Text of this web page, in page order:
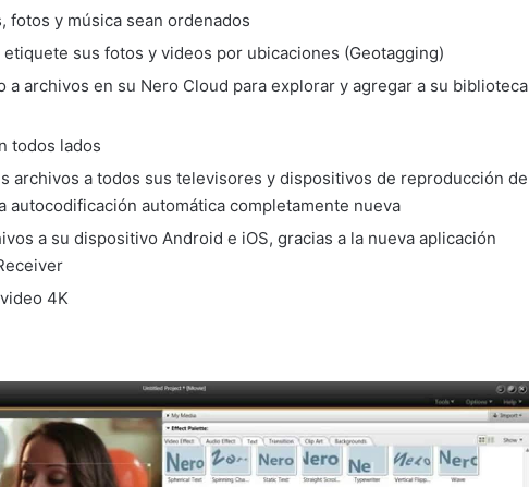
fotos y música sean ordenados
sus fotos y videos por ubicaciones (Geotagging)
a archivos en su Nero Cloud para explorar y agregar a su biblioteca
todos lados
archivos a todos sus televisores y dispositivos de reproducción de
autocodificación automática completamente nueva
a su dispositivo Android e iOS, gracias a la nueva aplicación
4K